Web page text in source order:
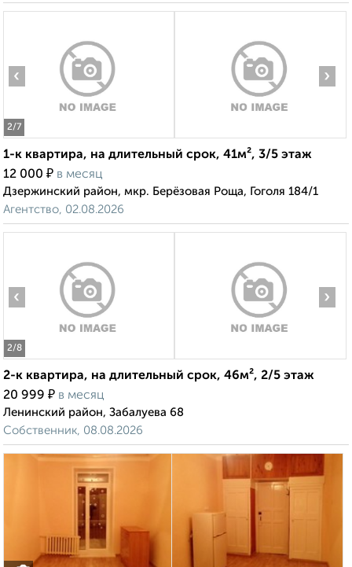
2/7
‹ ›
1-к квартира, на длительный срок, 41м², 3/5 этаж
12 000 ₽ в месяц
Дзержинский район, мкр. Берёзовая Роща, Гоголя 184/1
Агентство, 02.08.2026
2/8
‹ ›
2-к квартира, на длительный срок, 46м², 2/5 этаж
20 999 ₽ в месяц
Ленинский район, Забалуева 68
Собственник, 08.08.2026